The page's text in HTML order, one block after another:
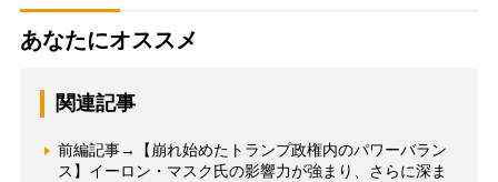
あなたにオススメ
関連記事
前編記事→【崩れ始めたトランプ政権内のパワーバラン
ス】イーロン・マスク氏の影響力が強まり、さらに深ま